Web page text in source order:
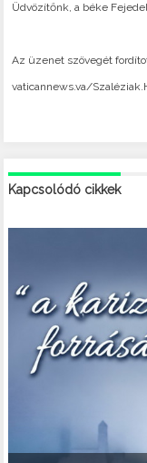
Üdvözítőnk, a béke
Az üzenet szövegét
vaticannews.va/
Kapcsolódó cikkek